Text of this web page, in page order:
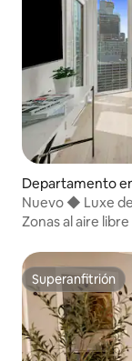
Departamento
Nuevo ◆ Luxe
Zonas al aire libre
Superanfitrión
Superanfitrión